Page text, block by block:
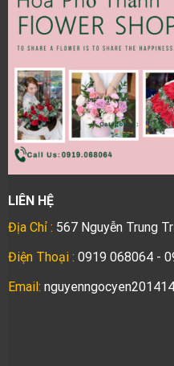
LIÊN HỆ
Địa Chỉ : 567 Nguyễn Trung
Điện Thoại : 0919 068064 -
Email: